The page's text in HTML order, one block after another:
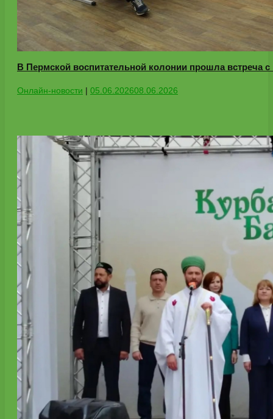
В Пермской воспитательной колонии прошла встреча
Онлайн-новости | 05.06.202608.06.2026